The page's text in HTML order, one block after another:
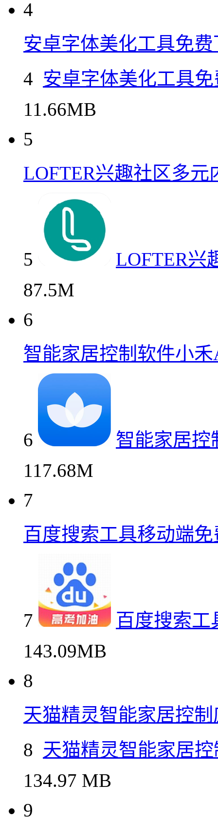
4
安卓字体美化工具免
4 安卓字体美化工具
11.66MB
5
LOFTER兴趣社区多元
5
LOFTER兴
87.5M
6
智能家居控制软件小禾
6
智能家居控
117.68M
7
百度搜索工具移动端
7
百度搜索工
143.09MB
8
天猫精灵智能家居控
8 天猫精灵智能家居
134.97 MB
9